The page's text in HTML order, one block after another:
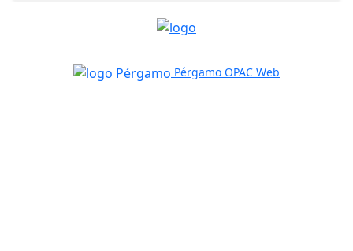
Pérgamo OPAC Web